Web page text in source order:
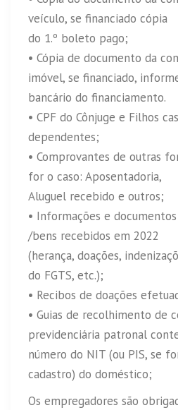
veículo, se financiado cópia
do 1.º boleto pago;
• Cópia de documento da
imóvel, se financiado,
bancário do financiamento.
• CPF do Cônjuge e Filhos
dependentes;
• Comprovantes de outras
for o caso: Aposentadoria,
Aluguel recebido e outros;
• Informações e
/bens recebidos em 2022
(herança, doações,
do FGTS, etc.);
• Recibos de doações
• Guias de recolhimento de
previdenciária patronal
número do NIT (ou PIS, se
cadastro) do doméstico;
Os empregadores são